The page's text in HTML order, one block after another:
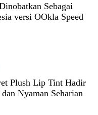
Sebagai
versi OOkla Speed
Plush Lip Tint Hadir
Nyaman Seharian